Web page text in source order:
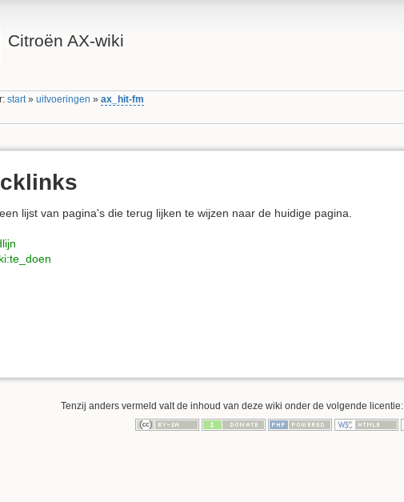
Citroën AX-wiki
start»uitvoeringen »ax_hit-fm
lijst van pagina's die terug lijken te wijzen naar de huidige pagina.
Tenzij anders vermeld valt de inhoud van deze wiki onder de volgende licentie: